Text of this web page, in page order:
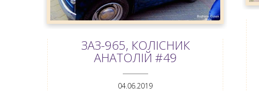
ЗАЗ-965, КОЛІСНИК
АНАТОЛІЙ #49
04.06.2019